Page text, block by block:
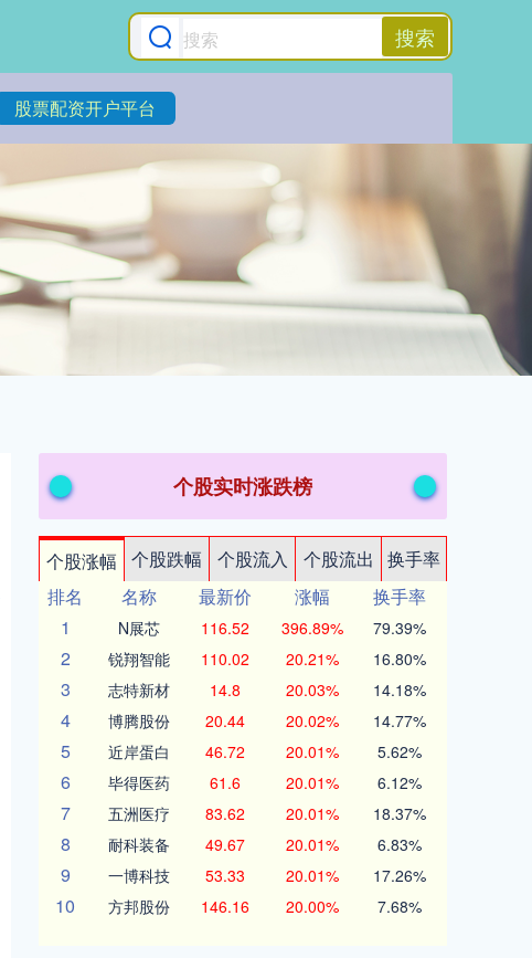
搜索
股票配资开户平台
个股实时涨跌榜
个股涨幅 个股跌幅 个股流入 个股流出
换手率
排名
名称 最新价 涨幅
换手率
1
N展芯 116.52 396.89% 79.39%
2 锐翔智能 110.02 20.21% 16.80%
3 志特新材 14.8 20.03% 14.18%
4 博腾股份 20.44 20.02% 14.77%
5 近岸蛋白 46.72 20.01% 5.62%
6 毕得医药 61.6 20.01% 6.12%
7 五洲医疗 83.62 20.01% 18.37%
8 耐科装备 49.67 20.01% 6.83%
9 一博科技 53.33 20.01% 17.26%
10 方邦股份 146.16 20.00% 7.68%